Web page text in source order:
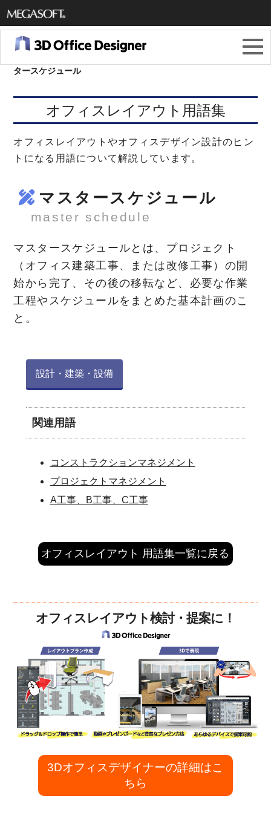
メガソ
フト株
式会社
タースケジュール
オフィスレイアウト用語集
オフィスレイアウトやオフィスデザイン設計のヒン
トになる用語について解説しています。
マスタースケジュール
master schedule
マスタースケジュールとは、プロジェクト
（オフィス建築工事、または改修工事）の開
始から完了、その後の移転など、必要な作業
工程やスケジュールをまとめた基本計画のこ
と。
設計・建築・設備
関連用語
コンストラクションマネジメント
プロジェクトマネジメント
A工事、B工事、C工事
オフィスレイアウト 用語集一覧に戻る
オフィスレイアウト検討・提案に！
3Dオフィスデザイナーの詳細はこ
ちら